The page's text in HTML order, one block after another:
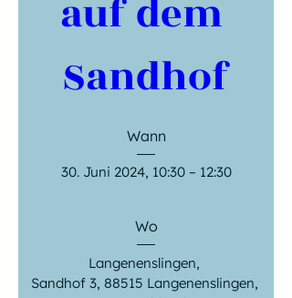
auf dem
Sandhof
Wann
30. Juni 2024, 10:30 – 12:30
Wo
Langenenslingen,
Sandhof 3, 88515 Langenenslingen,